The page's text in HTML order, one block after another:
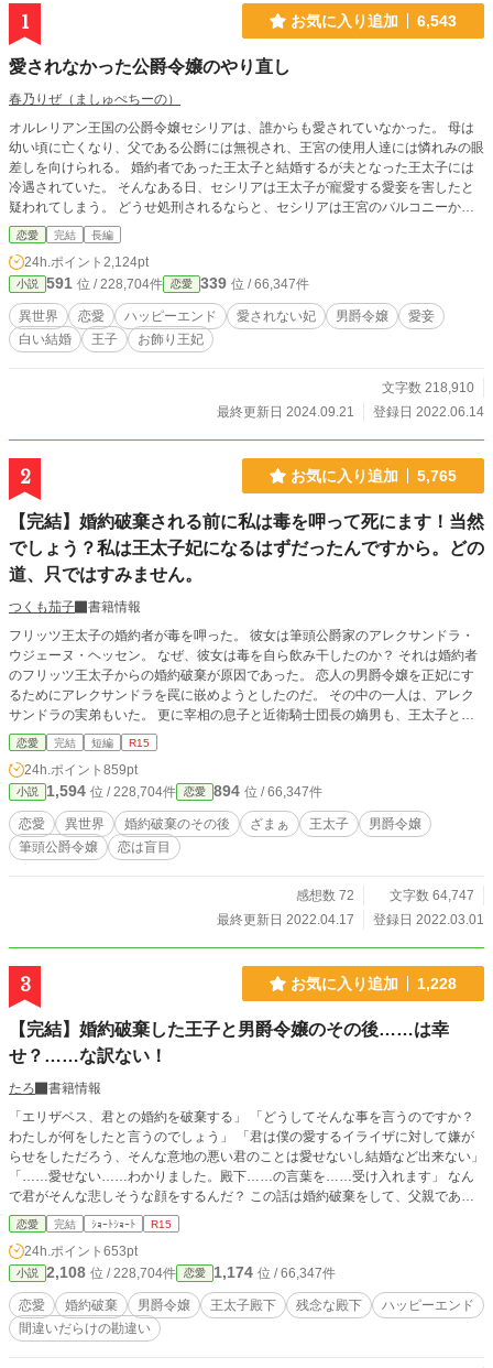
1 お気に入り追加 6,543
愛されなかった公爵令嬢のやり直し
春乃りぜ（ましゅぺちーの）
オルレリアン王国の公爵令嬢セシリアは、誰からも愛されていなかった。 母は
幼い頃に亡くなり、父である公爵には無視され、王宮の使用人達には憐れみの眼
差しを向けられる。 婚約者であった王太子と結婚するが夫となった王太子には
冷遇されていた。 そんなある日、セシリアは王太子が寵愛する愛妾を害したと
疑われてしまう。 どうせ処刑されるならと、セシリアは王宮のバルコニーから
身を投げる。 死ぬ寸前のセシリアは思う。 「一度でいいから誰かに愛されたか
った。」と。 目が覚めた時、セシリアは12歳の頃に時間が巻き戻っていた。 セ
シリアは決意する。 「自分の幸せは自分でつかみ取る！」 幸せになるために奔
走するセシリア。 だがそれと同時に父である公爵の、婚約者である王太子の、
王太子の愛妾であった男爵令嬢の、驚くべき真実が次々と明らかになっていく。
小説家になろう様にも投稿しています。 タイトル変更しました！大幅改稿のた
め、一部非公開にしております。
恋愛 完結 長編
24h.ポイント 2,124pt
小説 591 位 / 228,704件 恋愛 339 位 / 66,347件
異世界 恋愛 ハッピーエンド 愛されない妃 男爵令嬢
愛妾
白い結婚
王子 お飾り王妃
文字数 218,910
最終更新日 2024.09.21
登録日 2022.06.14
2 お気に入り追加 5,765
【完結】婚約破棄される前に私は毒を呷って死にます！当然
でしょう？私は王太子妃になるはずだったんですから。どの
道、只ではすみません。
つくも茄子
書籍情報
フリッツ王太子の婚約者が毒を呷った。 彼女は筆頭公爵家のアレクサンドラ・
ウジェーヌ・ヘッセン。 なぜ、彼女は毒を自ら飲み干したのか？ それは婚約者
のフリッツ王太子からの婚約破棄が原因であった。 恋人の男爵令嬢を正妃にす
るためにアレクサンドラを罠に嵌めようとしたのだ。 その中の一人は、アレク
サンドラの実弟もいた。 更に宰相の息子と近衛騎士団長の嫡男も、王太子と男
爵令嬢の味方であった。 婚約者として王家の全てを知るアレクサンドラは、こ
のまま婚約破棄が成立されればどうなるのかを知っていた。そして自分がどうい
う立場なのかも痛いほど理解していたのだ。 生死の境から生還したアレクサン
ドラが目を覚ました時には、全てが様変わりしていた。国の将来のため、必要な
処置であった。 婚約破棄を宣言した王太子達のその後は、彼らが思い描いてい
たバラ色の人生ではなかった。 後悔、悲しみ、憎悪、果てしない負の連鎖の果
てに、彼らが手にしたものとは。 「小説家になろう」「カクヨム」「ノベル
恋愛 完結 短編 R15
24h.ポイント 859pt
小説 1,594 位 / 228,704件 恋愛 894 位 / 66,347件
恋愛 異世界 婚約破棄のその後 ざまぁ 王太子
男爵令嬢
筆頭公爵令嬢
恋は盲目
感想数 72
文字数 64,747
最終更新日 2022.04.17
登録日 2022.03.01
3 お気に入り追加 1,228
【完結】婚約破棄した王子と男爵令嬢のその後……は幸
せ？……な訳ない！
たろ
書籍情報
「エリザベス、君との婚約を破棄する」 「どうしてそんな事を言うのですか？
わたしが何をしたと言うのでしょう」 「君は僕の愛するイライザに対して嫌が
らせをしただろう、そんな意地の悪い君のことは愛せないし結婚など出来ない」
「……愛せない……わかりました。殿下……の言葉を……受け入れます」 なん
で君がそんな悲しそうな顔をするんだ？ この話は婚約破棄をして、父親である
陛下に嘘で固めて公爵令嬢のエリザベスを貶めたと怒られて 「そんなにその男
爵令嬢が好きなら王族をやめて男爵に婿に行け」と言われ、廃嫡される王子のそ
の後のお話です。 頭脳明晰、眉目秀麗、みんなが振り向くかっこいい殿下……
なのにエリザベスの前では残念な男。 ★軽い感じのお話です そして、殿下がひ
たすら残念です 広ーい気持ちで読んでいただけたらと思います
恋愛 完結 ｼｮｰﾄｼｮｰﾄ R15
24h.ポイント 653pt
小説 2,108 位 / 228,704件 恋愛 1,174 位 / 66,347件
恋愛 婚約破棄 男爵令嬢 王太子殿下 残念な殿下
ハッピーエンド
間違いだらけの勘違い